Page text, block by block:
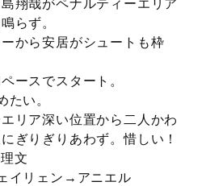
翔哉がペナルティーエリア
らず。
から安居がシュートも枠
ースでスタート。
たい。
リア深い位置から二人かわ
ぎりぎりあわず。惜しい！
文
イリェン→アニエル